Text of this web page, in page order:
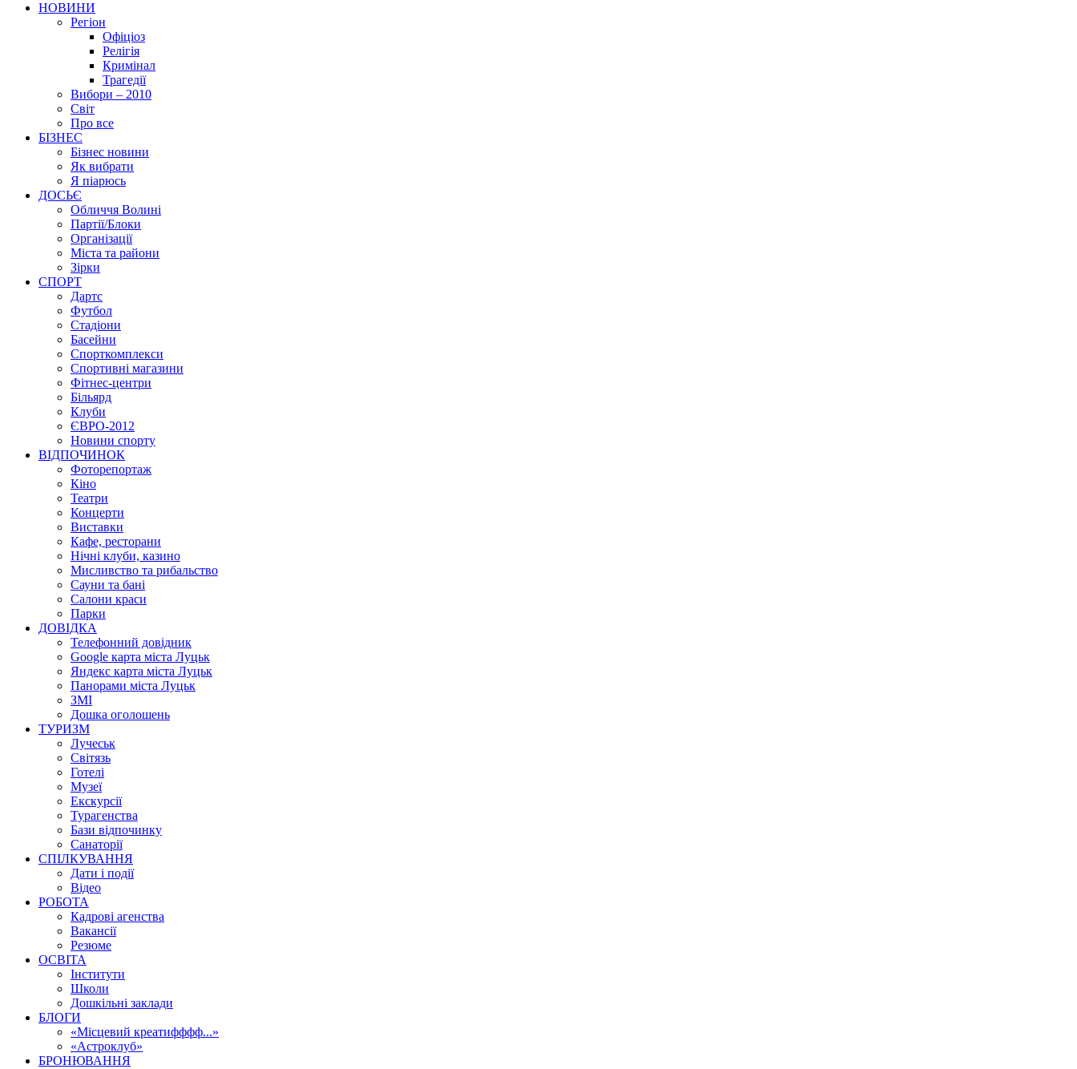
НОВИНИ
Регіон
Офіціоз
Релігія
Кримінал
Трагедії
Вибори – 2010
Світ
Про все
БІЗНЕС
Бізнес новини
Як вибрати
Я піарюсь
ДОСЬЄ
Обличчя Волині
Партії/Блоки
Організації
Міста та райони
Зірки
СПОРТ
Дартс
Футбол
Стадіони
Басейни
Спорткомплекси
Спортивні магазини
Фітнес-центри
Більярд
Клуби
ЄВРО-2012
Новини спорту
ВІДПОЧИНОК
Фоторепортаж
Кіно
Театри
Концерти
Виставки
Кафе, ресторани
Нічні клуби, казино
Мисливство та рибальство
Сауни та бані
Салони краси
Парки
ДОВІДКА
Телефонний довідник
Google карта міста Луцьк
Яндекс карта міста Луцьк
Панорами міста Луцьк
ЗМІ
Дошка оголошень
ТУРИЗМ
Лучеськ
Світязь
Готелі
Музеї
Екскурсії
Турагенства
Бази відпочинку
Санаторії
СПІЛКУВАННЯ
Дати і події
Відео
РОБОТА
Кадрові агенства
Вакансії
Резюме
ОСВІТА
Інститути
Школи
Дошкільні заклади
БЛОГИ
«Місцевий креатифффф...»
«Астроклуб»
БРОНЮВАННЯ